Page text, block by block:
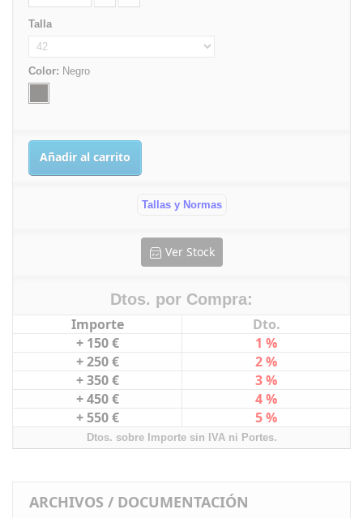
Talla
Color: Negro
Añadir al carrito
Tallas y Normas
Ver Stock
Dtos. por Compra:
Importe
Dto.
+ 150 €
1 %
+ 250 €
2 %
+ 350 €
3 %
+ 450 €
4 %
+ 550 €
5 %
Dtos. sobre Importe sin IVA ni Portes.
ARCHIVOS / DOCUMENTACIÓN